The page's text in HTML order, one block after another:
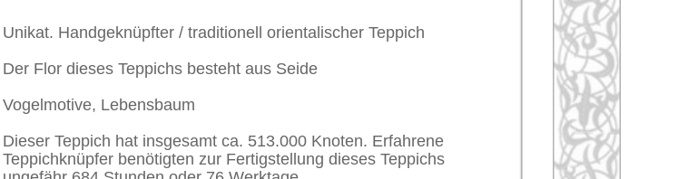
und antike Orientteppiche -